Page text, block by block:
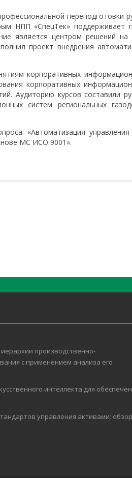
переподготовки
НПП «СпецТек» поддерживает
является центром решений на
проект внедрения
корпоративных
корпоративных
Аудиторию курсов составили
систем региональных
«Автоматизация
МС ИСО 9001».
производственно-
с применением анализа его
интеллекта для
управления активами: обзор